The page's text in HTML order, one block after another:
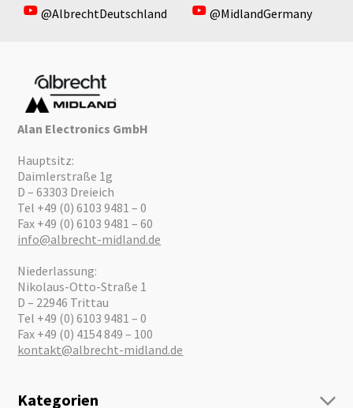
@AlbrechtDeutschland
@MidlandGermany
Alan Electronics GmbH
Hauptsitz:
Daimlerstraße 1g
D – 63303 Dreieich
Tel +49 (0) 6103 9481 – 0
Fax +49 (0) 6103 9481 – 60
info@albrecht-midland.de
Niederlassung:
Nikolaus-Otto-Straße 1
D – 22946 Trittau
Tel +49 (0) 6103 9481 – 0
Fax +49 (0) 4154 849 – 100
kontakt@albrecht-midland.de
Kategorien